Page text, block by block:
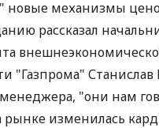
новые механизмы
рассказал
"Газпрома"
"они нам
рынке изменилась